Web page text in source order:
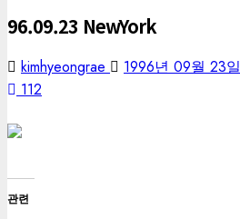
96.09.23 NewYork
kimhyeongrae
1996년 09월 23일
112
관련